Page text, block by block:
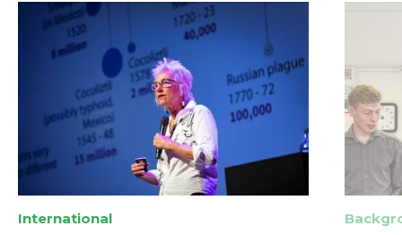
International